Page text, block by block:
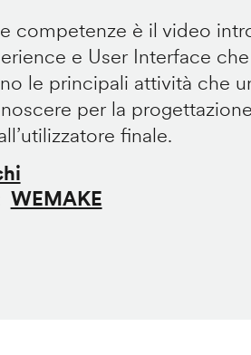
competenze è il video
e User Interface
le principali attività che
per la
finale.
WEMAKE